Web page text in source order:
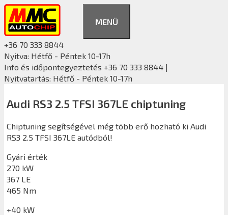
Kilépés
tartalomba
MENÜ
+36 70 333 8844
Nyitva: Hétfő - Péntek 10-17h
Info és időpontegyeztetés +36 70 333 8844 |
Nyitvatartás: Hétfő - Péntek 10-17h
Audi RS3 2.5 TFSI 367LE chiptuning
Chiptuning segítségével még több erő hozható ki Audi
RS3 2.5 TFSI 367LE autódból!
Gyári érték
270 kW
367 LE
465 Nm
+40 kW